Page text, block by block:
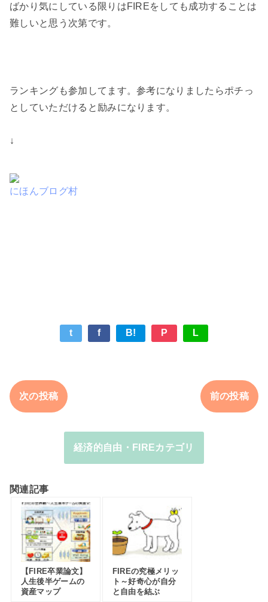
ばかり気にしている限りはFIREをしても成功することは
難しいと思う次第です。
ランキングも参加してます。参考になりましたらポチっ
としていただけると励みになります。
↓
にほんブログ村
t f B! P L
次の投稿 前の投稿
経済的自由・FIREカテゴリ
関連記事
【FIRE卒業論文】
人生後半ゲームの
資産マップ
FIREの究極メリッ
ト～好奇心が自分
と自由を結ぶ